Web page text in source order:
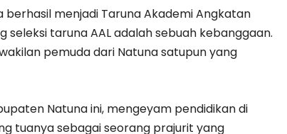
menjadi Taruna Akademi Angkatan
seleksi taruna AAL adalah sebuah kebanggaan.
pemuda dari Natuna satupun yang
Natuna ini, mengeyam pendidikan di
tuanya sebagai seorang prajurit yang